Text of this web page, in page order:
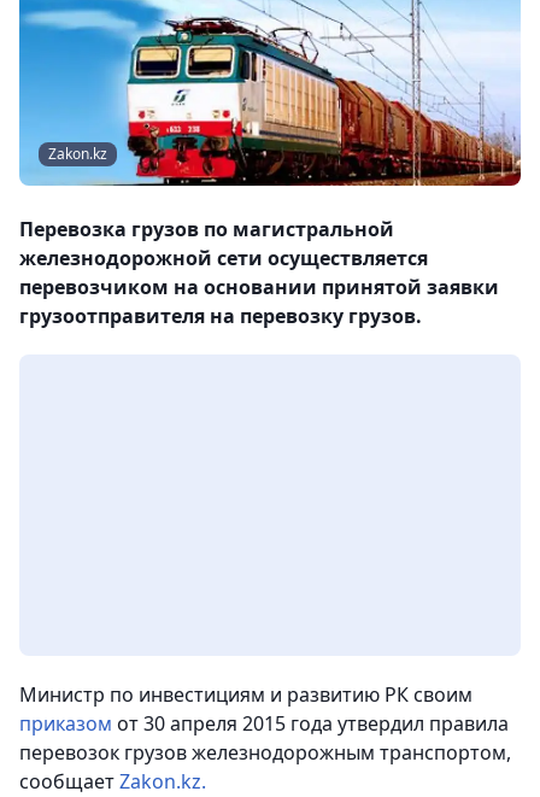
Zakon.kz
Перевозка грузов по магистральной
железнодорожной сети осуществляется
перевозчиком на основании принятой заявки
грузоотправителя на перевозку грузов.
Министр по инвестициям и развитию РК своим
приказом от 30 апреля 2015 года утвердил правила
перевозок грузов железнодорожным транспортом,
сообщаетZakon.kz.